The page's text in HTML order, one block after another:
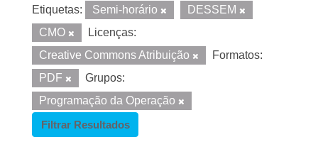
Etiquetas: Semi-horário
DESSEM
CMO
Licenças:
Creative Commons Atribuição
Formatos:
PDF
Grupos:
Programação da Operação
Filtrar Resultados